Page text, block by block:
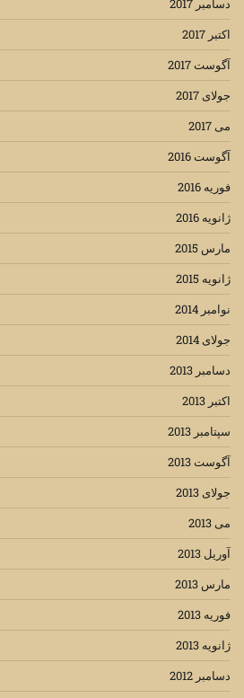
دسامبر 2017
اکتبر 2017
آگوست 2017
جولای 2017
می 2017
آگوست 2016
فوریه 2016
ژانویه 2016
مارس 2015
ژانویه 2015
نوامبر 2014
جولای 2014
دسامبر 2013
اکتبر 2013
سپتامبر 2013
آگوست 2013
جولای 2013
می 2013
آوریل 2013
مارس 2013
فوریه 2013
ژانویه 2013
دسامبر 2012